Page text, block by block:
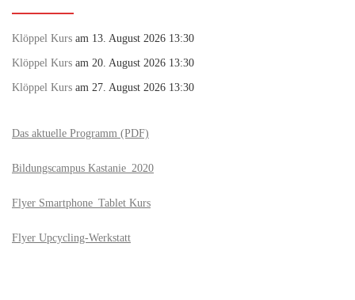
Klöppel Kurs am 13. August 2026 13:30
Klöppel Kurs am 20. August 2026 13:30
Klöppel Kurs am 27. August 2026 13:30
Das aktuelle Programm (PDF)
Bildungscampus Kastanie_2020
Flyer Smartphone_Tablet Kurs
Flyer Upcycling-Werkstatt